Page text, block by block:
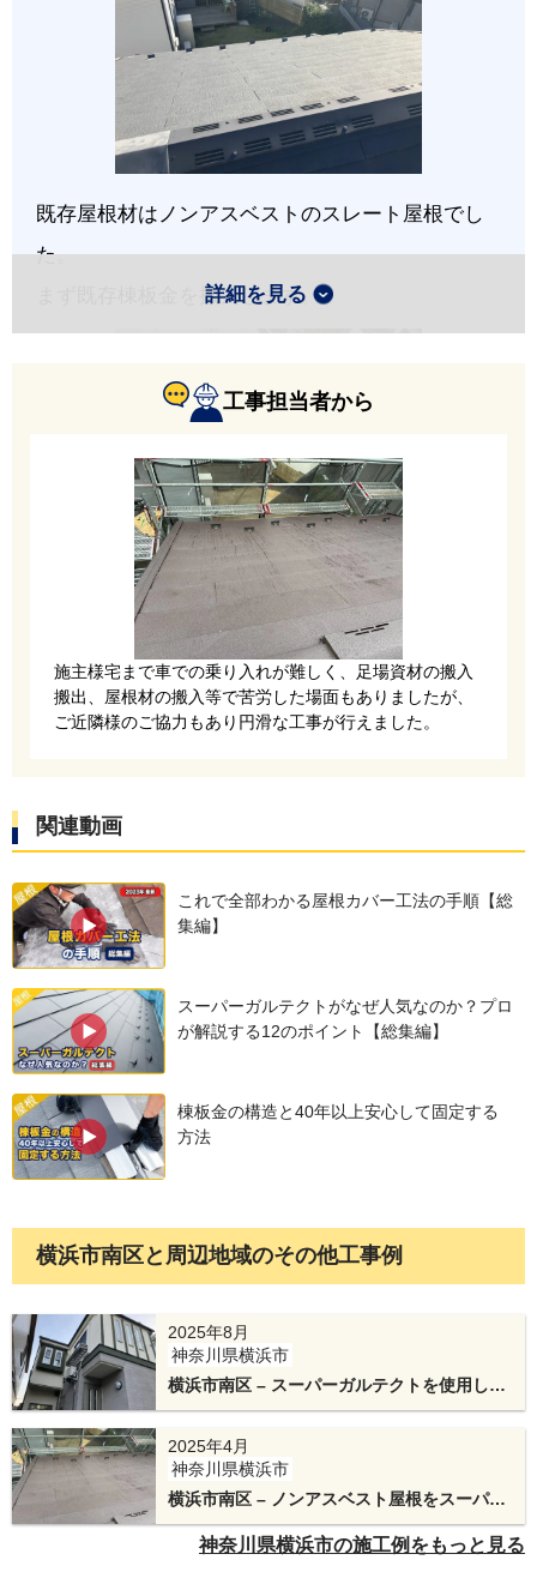
既存屋根材はノンアスベストのスレート屋根でし
た。
まず既存棟板金を撤去します。
今回は粘着式タイプのタディスセルフカバーを採
用。
ノンアスベスト屋根材は脆弱な為カバー工法する
際、通常の釘打ちタイプのルーフィングの使用が
す。
各種板金部材取り付け後、屋根材を施工します。
今回はSGL鋼板を使用したスーパーガルテクトを
使用しました。
SGL鋼板は従来のガルバリウム鋼板に比べ3倍超の
耐久性を誇る次世代型鋼板になります。
詳細を見る
工事担当者から
施主様宅まで車での乗り入れが難しく、足場資材の搬入
搬出、屋根材の搬入等で苦労した場面もありましたが、
ご近隣様のご協力もあり円滑な工事が行えました。
関連動画
これで全部わかる屋根カバー工法の手順【総
集編】
スーパーガルテクトがなぜ人気なのか？プロ
が解説する12のポイント【総集編】
棟板金の構造と40年以上安心して固定する
方法
横浜市南区と周辺地域のその他工事例
2025年8月
神奈川県横浜市
横浜市南区 – スーパーガルテクトを使用した
屋根リフォームと外壁塗装
2025年4月
神奈川県横浜市
横浜市南区 – ノンアスベスト屋根をスーパー
ガルテクトでカバー工法と外壁塗装
神奈川県横浜市の施工例をもっと見る